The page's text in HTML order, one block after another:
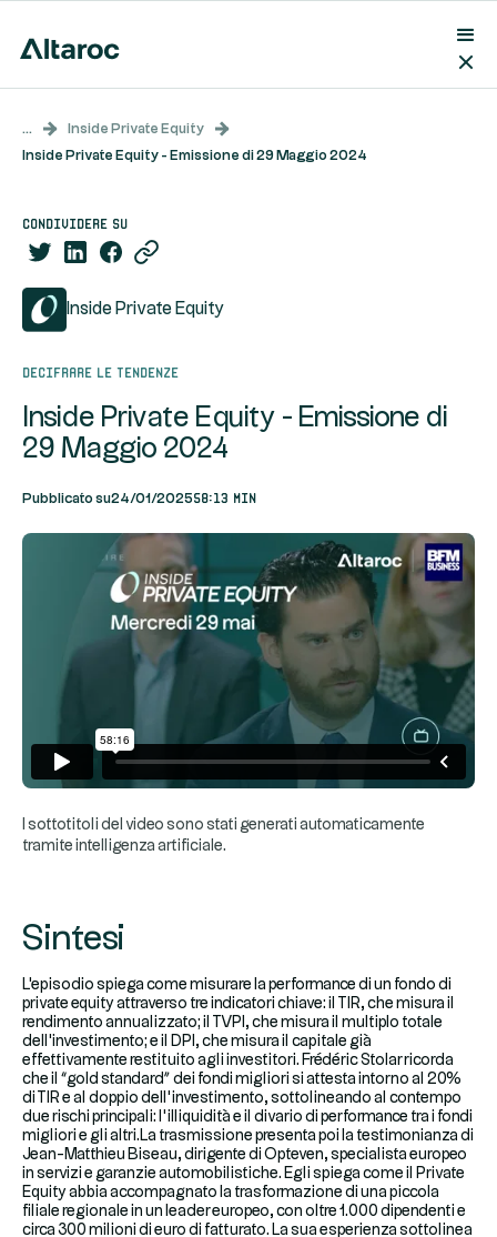
...
Inside Private Equity
Inside Private Equity - Emissione di 29 Maggio 2024
condividere su
Inside Private Equity
Decifrare le tendenze
Inside Private Equity - Emissione di
29 Maggio 2024
Pubblicato su24/01/202558:13 min
I sottotitoli del video sono stati generati automaticamente
tramite intelligenza artificiale.
Sintesi
L'episodio spiega come misurare la performance di un fondo di
private equity attraverso tre indicatori chiave: il TIR, che misura il
rendimento annualizzato; il TVPI, che misura il multiplo totale
dell'investimento; e il DPI, che misura il capitale già
effettivamente restituito agli investitori. Frédéric Stolar ricorda
che il “gold standard” dei fondi migliori si attesta intorno al 20%
di TIR e al doppio dell’investimento, sottolineando al contempo
due rischi principali: l’illiquidità e il divario di performance tra i fondi
migliori e gli altri.La trasmissione presenta poi la testimonianza di
Jean-Matthieu Biseau, dirigente di Opteven, specialista europeo
in servizi e garanzie automobilistiche. Egli spiega come il Private
Equity abbia accompagnato la trasformazione di una piccola
filiale regionale in un leader europeo, con oltre 1.000 dipendenti e
circa 300 milioni di euro di fatturato. La sua esperienza sottolinea